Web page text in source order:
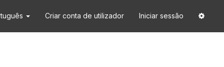
Criar conta de utilizador Iniciar sessão